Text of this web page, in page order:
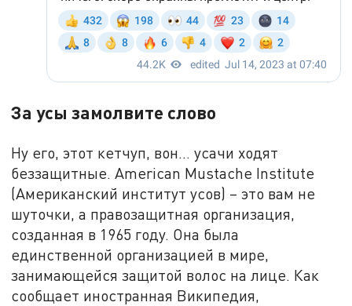
За усы замолвите слово
Ну его, этот кетчуп, вон… усачи ходят
беззащитные. American Mustache Institute
(Американский институт усов) – это вам не
шуточки, а правозащитная организация,
созданная в 1965 году. Она была
единственной организацией в мире,
занимающейся защитой волос на лице. Как
сообщает иностранная Википедия,